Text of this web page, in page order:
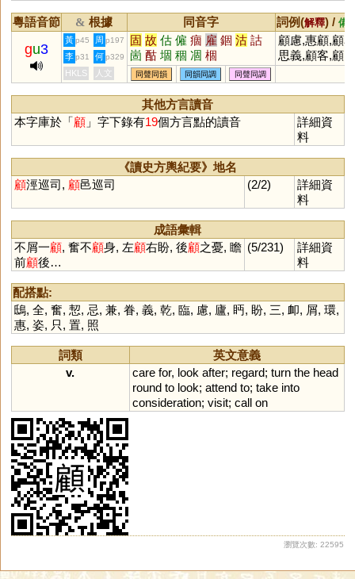
粵語音節 & 根據 同音字 詞例(解釋) / 備
gu3
黃 p45 周 p197 固 故 估 僱 痼 雇 錮 沽 詁
崮 酤 堌 稒 凅 棝
顧慮,惠顧,顧名
思義,顧客,顧
問,顧及,顧惜,
顧忌,照顧,環
顧,顧面子,顧此
失彼,顧盼自豪,
顧全大局,奮不
顧身
李 p31 何 p329
HKLS 人文 同聲同韻 同韻同調 同聲同調
其他方言讀音
本字庫於「顧」字下錄有19個方言點的讀音
詳細資
料
《讀史方輿紀要》地名
顧涇巡司, 顧邑巡司 (2/2)
詳細資
料
成語彙輯
不屑一顧, 奮不顧身, 左顧右盼, 後顧之憂, 瞻
前顧後…
(5/231)
詳細資
料
配搭點:
鴟, 全, 奮, 恝, 忌, 兼, 眷, 義, 乾, 臨, 慮, 廬, 眄, 盼, 三, 卹, 屑, 環,
惠, 姿, 只 , 置, 照
詞類
英文意義
v.
care for, look after; regard; turn the head
round to look; attend to; take into
consideration; visit; call on
瀏覽次數: 22595